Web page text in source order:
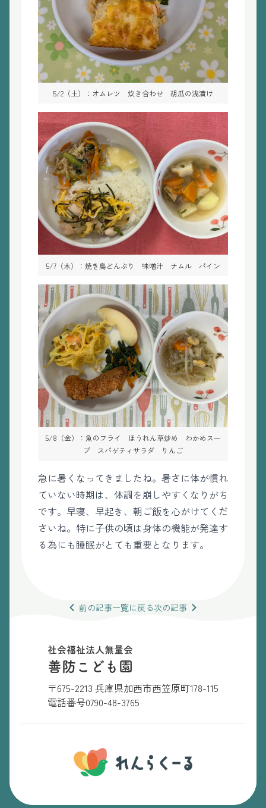
5/2（土）：オムレツ 炊き合わせ 胡瓜の浅漬け
5/7（木）：焼き鳥どんぶり 味噌汁 ナムル パイン
5/8（金）：魚のフライ ほうれん草炒め わかめスー
プ スパゲティサラダ りんご
急に暑くなってきましたね。暑さに体が慣れ
ていない時期は、体調を崩しやすくなりがち
です。早寝、早起き、朝ご飯を心がけてくだ
さいね。特に子供の頃は身体の機能が発達す
る為にも睡眠がとても重要となります。
前の記事一覧に戻る次の記事
社会福祉法人無量会
善防こども園
〒675-2213 兵庫県加西市西笠原町178-115
電話番号0790-48-3765